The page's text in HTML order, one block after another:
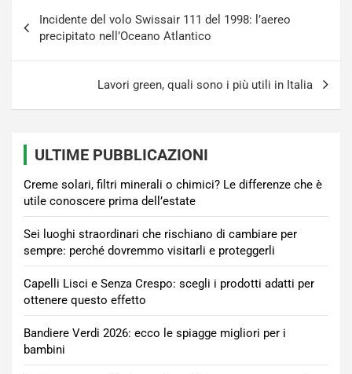
articoli
Incidente del volo Swissair 111 del 1998: l’aereo
precipitato nell’Oceano Atlantico
Lavori green, quali sono i più utili in Italia
ULTIME PUBBLICAZIONI
Creme solari, filtri minerali o chimici? Le differenze che è
utile conoscere prima dell’estate
Sei luoghi straordinari che rischiano di cambiare per
sempre: perché dovremmo visitarli e proteggerli
Capelli Lisci e Senza Crespo: scegli i prodotti adatti per
ottenere questo effetto
Bandiere Verdi 2026: ecco le spiagge migliori per i
bambini